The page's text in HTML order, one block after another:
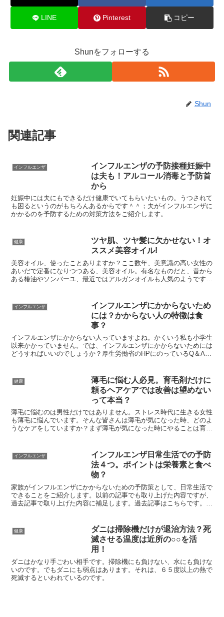
LINE Pinterest コピー
Shunをフォローする
Shun
関連記事
インフルエンザ
インフルエンザの予防接種妊娠中
は夫も！アルコール消毒と予防首
から
妊娠中には夫にもできるだけ健康でいてもらいたいもの。うつされて
も困るというのがもちろんあるからです＾＾；夫がインフルエンザに
かかるのを予防するための対策方法をご紹介します。
健康
ツヤ肌、ツヤ髪に欠かせない！オ
ススメ美容オイル!
美容オイル、使ったことありますか？ここ数年、美意識の高い女性の
あいだで定番になりつつある、美容オイル。有名なものだと、昔から
ある椿油やソンバーユ、最近ではアルガンオイルも人気のようです
インフルエンザ
インフルエンザにかからないため
には？かからない人の特徴は食
事？
インフルエンザにかからない人っていますよね。かくいう私も小学生
以来かかっていません。では、インフルエンザにかからないためには
どうすればいいのでしょうか？厚生労働省のHPにのっているQ＆Aを
健康
薄毛に悩む人必見。育毛剤だけに
頼るヘアケアでは改善は望めない
って本当？
薄毛に悩むのは男性だけではありません。ストレス時代に生きる女性
も薄毛に悩んでいます。そんな皆さんは薄毛が気になった時、どのよ
うなケアをしていますか？まず薄毛が気になった時にやることは育毛
インフルエンザ
インフルエンザ日常生活での予防
法４つ。ポイントは栄養素と食べ
物？
家族がインフルエンザにかからないための予防策として、日常生活で
できることをご紹介します。以前の記事でも取り上げた内容ですが、
過去記事で取り上げた内容に補足します。過去記事はこちらです。＞
健康
ダニは掃除機だけが退治方法？死
滅させる温度は近所の○○を活
用！
ダニはかなり手ごわい相手です。掃除機にも負けない、水にも負けな
いのです。でもダニにも弱点はあります。それは、６５度以上の熱で
死滅するといわれているのです。